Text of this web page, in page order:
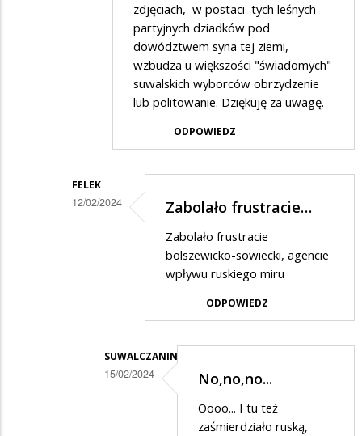
zdjęciach, w postaci tych leśnych
partyjnych dziadków pod
dowództwem syna tej ziemi,
wzbudza u większości "świadomych"
suwalskich wyborców obrzydzenie
lub politowanie. Dziękuję za uwagę.
ODPOWIEDZ
FELEK
12/02/2024
odpowiedzi
Zabolało frustracie…
Zabolało frustracie
bolszewicko-sowiecki, agencie
wpływu ruskiego miru
ODPOWIEDZ
SUWALCZANIN
15/02/2024 No,no,no...
Oooo... I tu też
zaśmierdziało ruską,